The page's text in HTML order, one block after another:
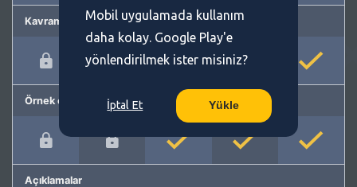
Kavram önerme
Örnek cümleler
Açıklamalar
Mobil uygulamada kullanım
daha kolay. Google Play'e
yönlendirilmek ister misiniz?
İptal Et Yükle